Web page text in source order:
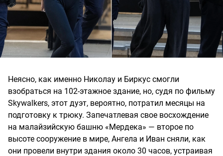
Неясно, как именно Николау и Биркус смогли
взобраться на 102-этажное здание, но, судя по фильму
Skywalkers, этот дуэт, вероятно, потратил месяцы на
подготовку к трюку. Запечатлевая свое восхождение
на малайзийскую башню «Мердека» — второе по
высоте сооружение в мире, Ангела и Иван сняли, как
они провели внутри здания около 30 часов, устраивая